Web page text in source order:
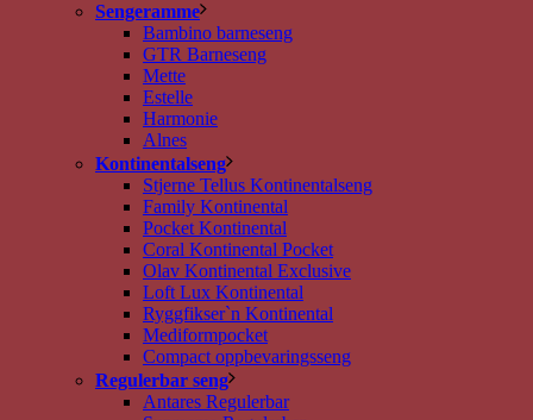
Sengeramme
Bambino barneseng
GTR Barneseng
Mette
Estelle
Harmonie
Alnes
Kontinentalseng
Stjerne Tellus Kontinentalseng
Family Kontinental
Pocket Kontinental
Coral Kontinental Pocket
Olav Kontinental Exclusive
Loft Lux Kontinental
Ryggfikser`n Kontinental
Mediformpocket
Compact oppbevaringsseng
Regulerbar seng
Antares Regulerbar